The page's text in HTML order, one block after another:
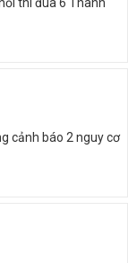
cảnh báo 2 nguy cơ